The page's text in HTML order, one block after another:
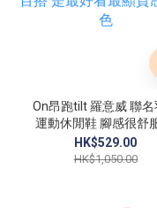
On昂跑tilt 羅意威 聯名
運動休閒鞋 腳感很舒服
底柔軟且包裹性好 上
腿長不管休閒還是運動
HK$529.00
HK$1,050.00